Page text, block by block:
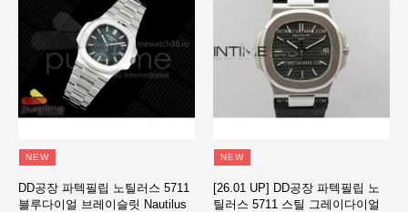
NEW
DD공장 파텍필립 노틸러스 5711
블루다이얼 브레이슬릿 Nautilus
NEW
[26.01 UP] DD공장 파텍필립 노
틸러스 5711 스틸 그레이다이얼